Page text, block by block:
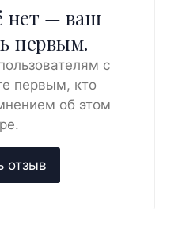
нет — ваш
первым.
с
первым, кто
об этом